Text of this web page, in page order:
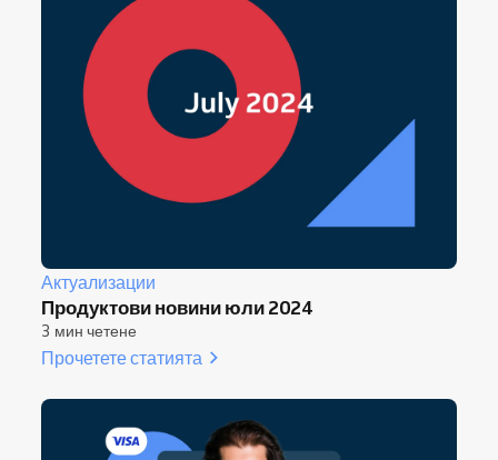
Актуализации
Продуктови новини юли 2024
3 мин четене
Прочетете статията